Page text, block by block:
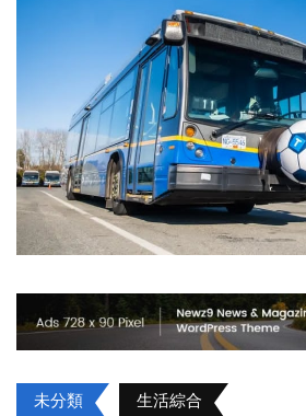
未分類 生活綜合